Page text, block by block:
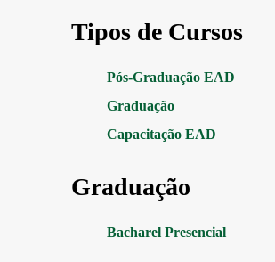
Tipos de Cursos
Pós-Graduação EAD
Graduação
Capacitação EAD
Graduação
Bacharel Presencial